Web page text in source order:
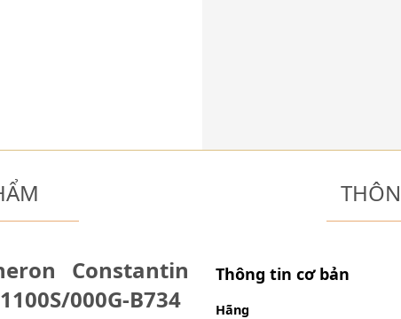
Constantin
000G-B734
Thông tin cơ bản
Hãng